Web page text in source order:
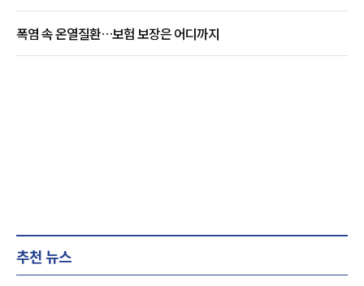
폭염 속 온열질환…보험 보장은 어디까지
추천 뉴스